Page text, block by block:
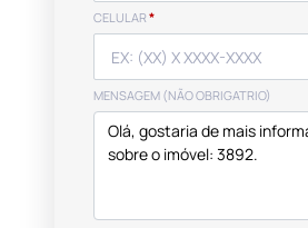
CELULAR *
MENSAGEM (NÃO OBRIGATRIO)